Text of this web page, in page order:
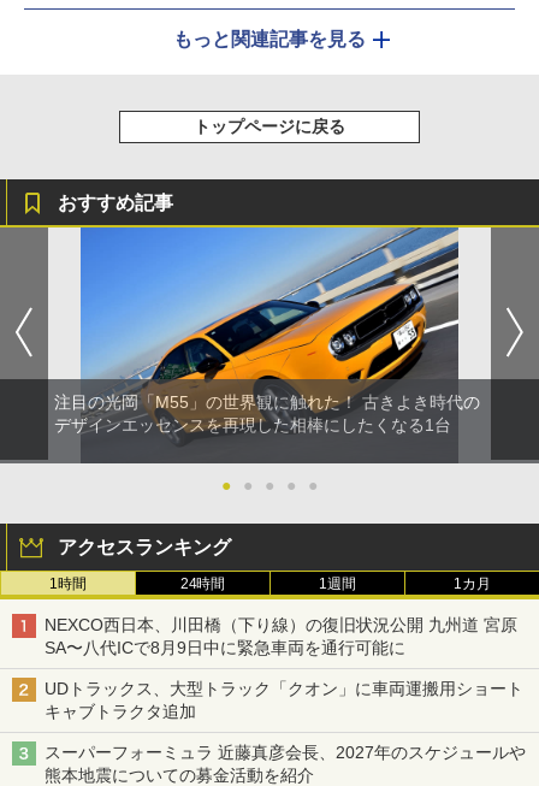
もっと関連記事を見る
トップページに戻る
おすすめ記事
注目の光岡「M55」の世界観に触れた！ 古きよき時代の
デザインエッセンスを再現した相棒にしたくなる1台
● ● ● ● ●
アクセスランキング
1時間 24時間 1週間 1カ月
NEXCO西日本、川田橋（下り線）の復旧状況公開 九州道 宮原
SA〜八代ICで8月9日中に緊急車両を通行可能に
UDトラックス、大型トラック「クオン」に車両運搬用ショート
キャブトラクタ追加
スーパーフォーミュラ 近藤真彦会長、2027年のスケジュールや
熊本地震についての募金活動を紹介